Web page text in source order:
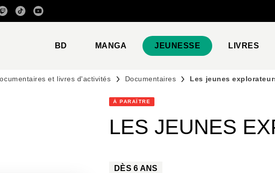
CONTENU
BD MANGA JEUNESSE LIVRES
et livres d'activités Documentaires Les jeunes
À PARAÎTRE
LES JEUNES
DÈS6 ANS